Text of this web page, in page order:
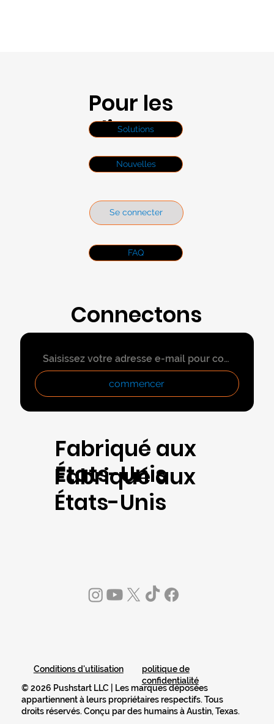
Pour les
clients
Solutions
Se connecter
Nouvelles
FAQ
commencer
Connectons
-nous
Fabriqué aux
États-Unis
Fabriqué aux
États-Unis
politique de
confidentialité
Conditions d'utilisation
© 2026 Pushstart LLC | Les marques déposées
appartiennent à leurs propriétaires respectifs. Tous
droits réservés. Conçu par des humains à Austin, Texas.